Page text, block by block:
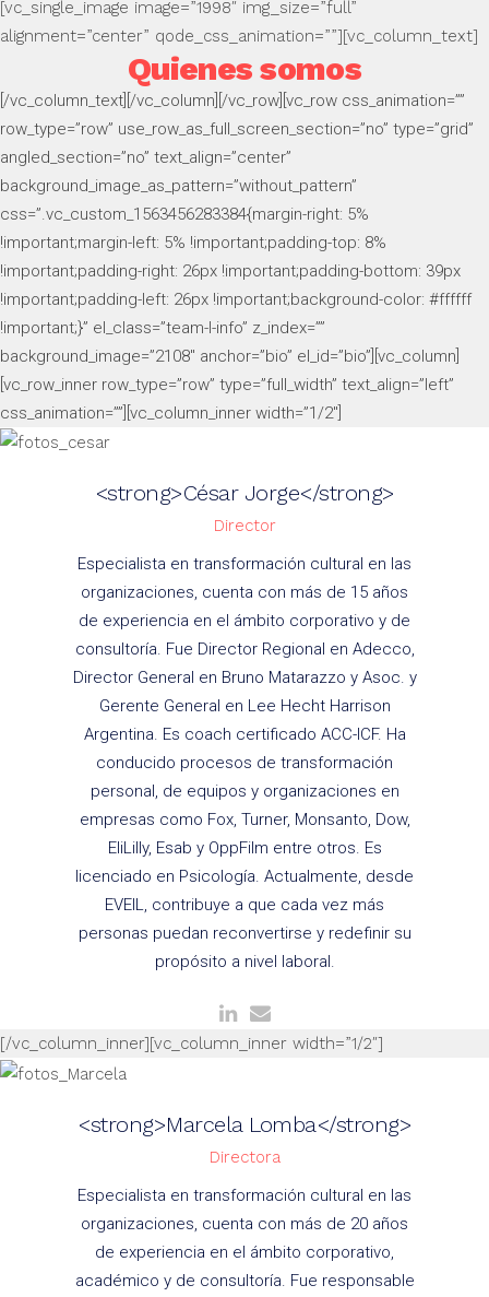
[vc_single_image image=”1998″ img_size=”full”
alignment=”center” qode_css_animation=””][vc_column_text]
Quienes somos
[/vc_column_text][/vc_column][/vc_row][vc_row css_animation=””
row_type=”row” use_row_as_full_screen_section=”no” type=”grid”
angled_section=”no” text_align=”center”
background_image_as_pattern=”without_pattern”
css=”.vc_custom_1563456283384{margin-right: 5%
!important;margin-left: 5% !important;padding-top: 8%
!important;padding-right: 26px !important;padding-bottom: 39px
!important;padding-left: 26px !important;background-color: #ffffff
!important;}” el_class=”team-l-info” z_index=””
background_image=”2108″ anchor=”bio” el_id=”bio”][vc_column]
[vc_row_inner row_type=”row” type=”full_width” text_align=”left”
css_animation=””][vc_column_inner width=”1/2″]
<strong>César Jorge</strong>
Director
Especialista en transformación cultural en las
organizaciones, cuenta con más de 15 años
de experiencia en el ámbito corporativo y de
consultoría. Fue Director Regional en Adecco,
Director General en Bruno Matarazzo y Asoc. y
Gerente General en Lee Hecht Harrison
Argentina. Es coach certificado ACC-ICF. Ha
conducido procesos de transformación
personal, de equipos y organizaciones en
empresas como Fox, Turner, Monsanto, Dow,
EliLilly, Esab y OppFilm entre otros. Es
licenciado en Psicología. Actualmente, desde
EVEIL, contribuye a que cada vez más
personas puedan reconvertirse y redefinir su
propósito a nivel laboral.
[/vc_column_inner][vc_column_inner width=”1/2″]
<strong>Marcela Lomba</strong>
Directora
Especialista en transformación cultural en las
organizaciones, cuenta con más de 20 años
de experiencia en el ámbito corporativo,
académico y de consultoría. Fue responsable